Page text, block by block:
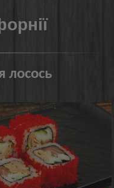
лосось